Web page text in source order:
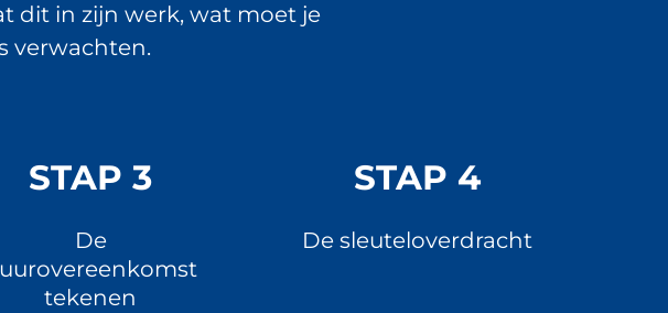
dit in zijn werk, wat moet je
verwachten.
STAP 3
De
tekenen
STAP 4
De sleuteloverdracht